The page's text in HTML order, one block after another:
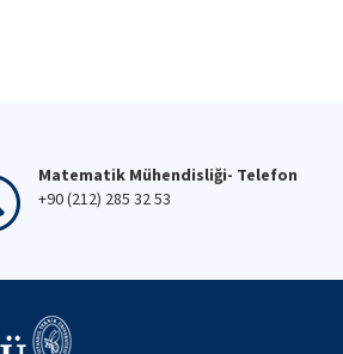
Matematik Mühendisliği- Telefon
+90 (212) 285 32 53